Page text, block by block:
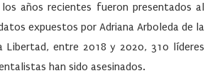
años recientes fueron presentados al
expuestos por Adriana Arboleda de la
Libertad, entre 2018 y 2020, 310 líderes
han sido asesinados.